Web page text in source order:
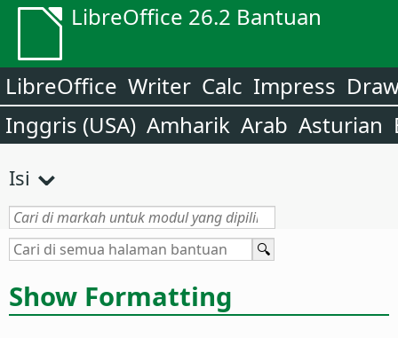
LibreOffice 26.2 Bantuan
LibreOffice Writer Calc Impress
Inggris (USA) Amharik Arab Asturian
Isi
Show Formatting